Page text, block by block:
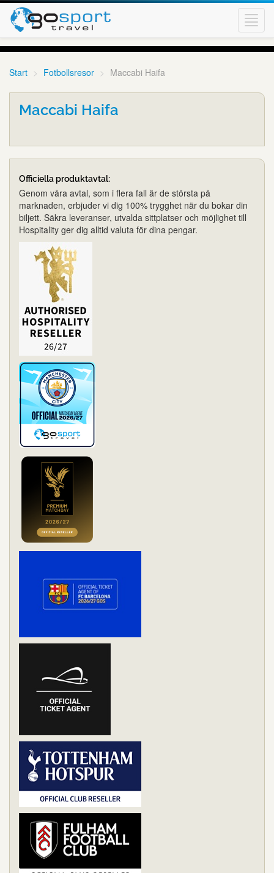
Start Fotbollsresor Maccabi Haifa
Maccabi Haifa
Officiella produktavtal:
Genom våra avtal, som i flera fall är de största på
marknaden, erbjuder vi dig 100% trygghet när du bokar din
biljett. Säkra leveranser, utvalda sittplatser och möjlighet till
Hospitality ger dig alltid valuta för dina pengar.